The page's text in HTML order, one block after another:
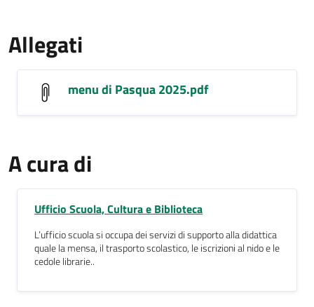
Allegati
menu di Pasqua 2025.pdf
A cura di
Ufficio Scuola, Cultura e Biblioteca
L’ufficio scuola si occupa dei servizi di supporto alla didattica
quale la mensa, il trasporto scolastico, le iscrizioni al nido e le
cedole librarie..